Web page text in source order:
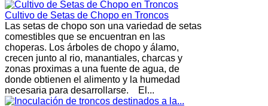
Cultivo de Setas de Chopo en Troncos
Las setas de chopo son una variedad de setas
comestibles que se encuentran en las
choperas. Los árboles de chopo y álamo,
crecen junto al rio, manantiales, charcas y
zonas proximas a una fuente de agua, de
donde obtienen el alimento y la humedad
necesaria para desarrollarse. El...